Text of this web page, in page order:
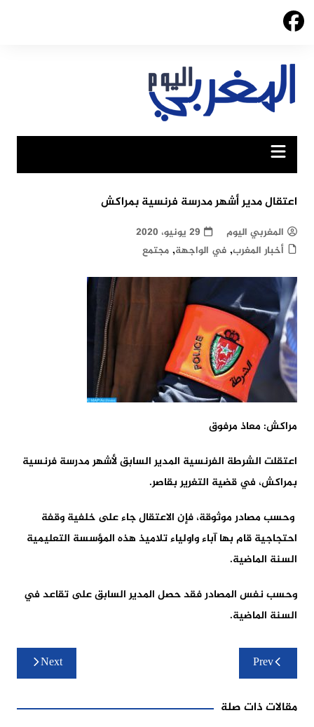
Skip
اعتقال مدير أشهر مدرسة فرنسية بمراكش
المغربي اليوم
29 يونيو، 2020
أخبار المغرب, في الواجهة, مجتمع
مراكش: معاذ مرفوق
اعتقلت الشرطة الفرنسية المدير السابق لأشهر مدرسة فرنسية
بمراكش، في قضية التغرير بقاصر.
وحسب مصادر موثوقة، فإن الاعتقال جاء على خلفية وقفة
احتجاجية قام بها آباء واولياء تلاميذ هذه المؤسسة التعليمية
السنة الماضية.
وحسب نفس المصادر فقد حصل المدير السابق على تقاعد في
السنة الماضية.
تصفّح
المقالاتPrev
Next
مقالات ذات صلة